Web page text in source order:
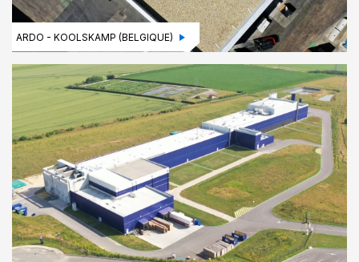
ARDO - KOOLSKAMP (BELGIQUE)